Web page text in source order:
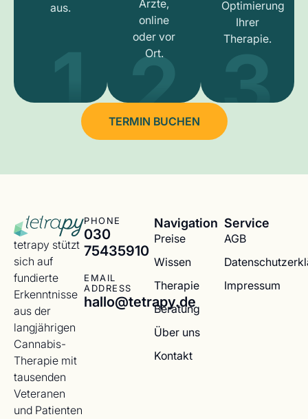
aus.
1
online
oder vor
Ort.
2
Optimierung
Ihrer
Therapie.
3
TERMIN BUCHEN
tetrapy stützt
sich auf
fundierte
Erkenntnisse
aus der
langjährigen
Cannabis-
Therapie mit
tausenden
Veteranen
und Patienten
PHONE
030
75435910
EMAIL
ADDRESS
hallo@tetrapy.de
Navigation
Preise
Wissen
Therapie
Beratung
Über uns
Kontakt
Service
AGB
Impressum